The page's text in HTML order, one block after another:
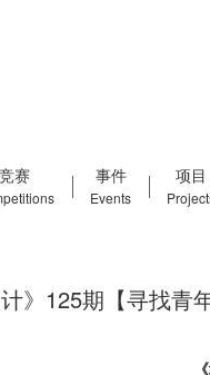
竞赛 事件
Events
项目
计》125期【寻找